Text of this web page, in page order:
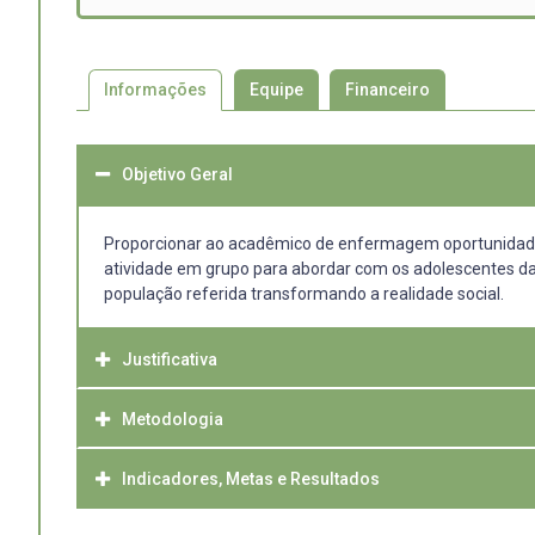
Informações Equipe Financeiro
Objetivo Geral
Proporcionar ao acadêmico de enfermagem
atividade em grupo para abordar com os adolescentes
população referida transformando a realidade social.
Justificativa
Considerando o Programa Estadual de Incentivo para
quatro atendimento em grupos relativos ao tema saúde
reconhecendo-o como espaço potente para produção
Metodologia
Os discentes participantes do projeto construirão, com
objetivo promover o cuidado em saúde mental de
Indicadores, Metas e Resultados